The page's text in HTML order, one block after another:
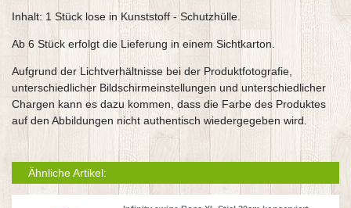
Inhalt: 1 Stück lose in Kunststoff - Schutzhülle.
Ab 6 Stück erfolgt die Lieferung in einem Sichtkarton.
Aufgrund der Lichtverhältnisse bei der Produktfotografie,
unterschiedlicher Bildschirmeinstellungen und unterschiedlicher
Chargen kann es dazu kommen, dass die Farbe des Produktes
auf den Abbildungen nicht authentisch wiedergegeben wird.
Ähnliche Artikel: